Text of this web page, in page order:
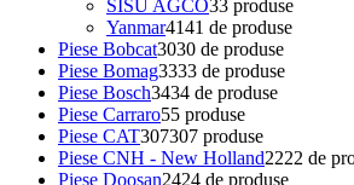
SISU AGCO33 produse
Yanmar4141 de produse
Piese Bobcat3030 de produse
Piese Bomag3333 de produse
Piese Bosch3434 de produse
Piese Carraro55 produse
Piese CAT307307 produse
Piese CNH - New Holland2222 de
Piese Doosan2424 de produse